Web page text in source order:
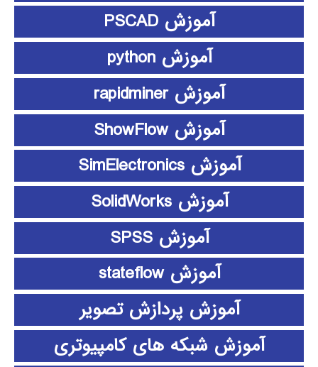
آموزش PSCAD
آموزش python
آموزش rapidminer
آموزش ShowFlow
آموزش SimElectronics
آموزش SolidWorks
آموزش SPSS
آموزش stateflow
آموزش پردازش تصویر
آموزش شبکه های کامپیوتری